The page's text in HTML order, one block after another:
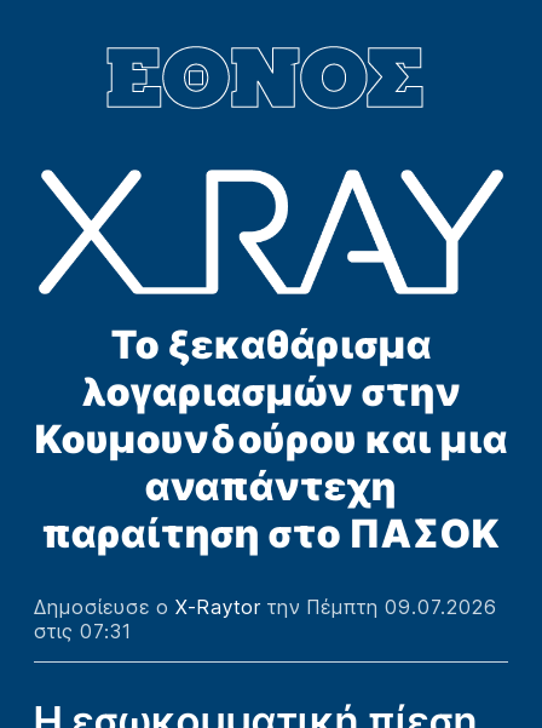
Το ξεκαθάρισμα
λογαριασμών στην
Κουμουνδούρου και μια
αναπάντεχη
παραίτηση στο ΠΑΣΟΚ
Δημοσίευσε ο X-Raytor την Πέμπτη 09.07.2026
στις 07:31